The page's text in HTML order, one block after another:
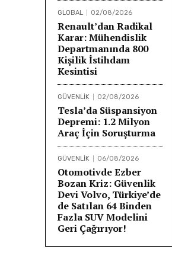
GLOBAL 02/08/2026
Renault’dan Radikal
Karar: Mühendislik
Departmanında 800
Kişilik İstihdam
Kesintisi
GÜVENLİK 02/08/2026
Tesla’da Süspansiyon
Depremi: 1.2 Milyon
Araç İçin Soruşturma
GÜVENLİK 06/08/2026
Otomotivde Ezber
Bozan Kriz: Güvenlik
Devi Volvo, Türkiye’de
de Satılan 64 Binden
Fazla SUV Modelini
Geri Çağırıyor!